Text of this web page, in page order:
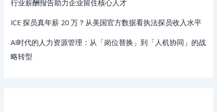
行业薪酬报告助力企业留住核心人才
ICE 探员真年薪 20 万？从美国官方数据看执法探员收入水平
AI时代的人力资源管理：从「岗位替换」到「人机协同」的战
略转型